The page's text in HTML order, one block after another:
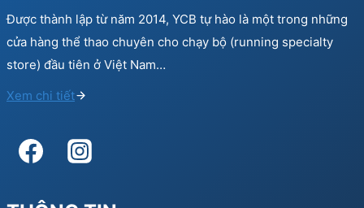
Được thành lập từ năm 2014, YCB tự hào là một trong những
cửa hàng thể thao chuyên cho chạy bộ (running specialty
store) đầu tiên ở Việt Nam…
Xem chi tiết